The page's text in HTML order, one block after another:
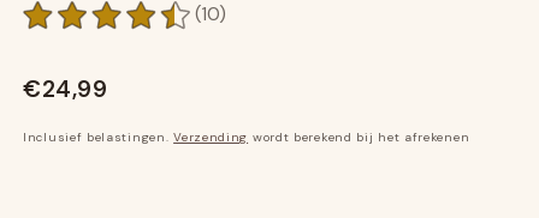
(10)10
€24,99
Inclusief belastingen.Verzending wordt berekend bij het afrekenen